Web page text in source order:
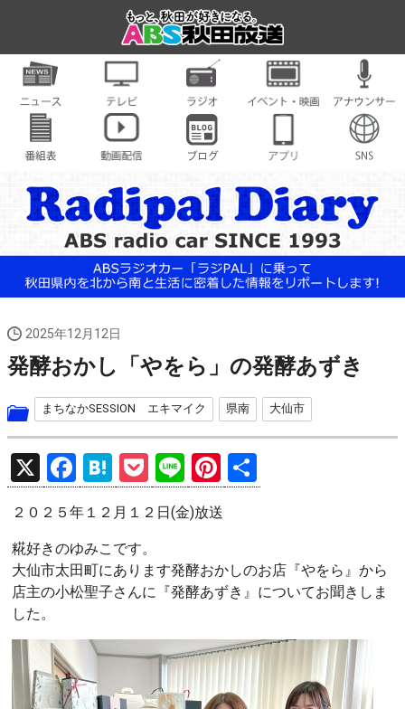
2025年12月12日
発酵おかし「やをら」の発酵あずき
まちなかSESSION エキマイク 県南 大仙市
X
F
a
ce
b
o
k
H
at
e
n
a
P
o
ck
Li
n
e
Pi
nt
er
t
有
２０２５年１２月１２日(金)放送
糀好きのゆみこです。
大仙市太田町にあります発酵おかしのお店『やをら』から
店主の小松聖子さんに『発酵あずき』についてお聞きしま
した。